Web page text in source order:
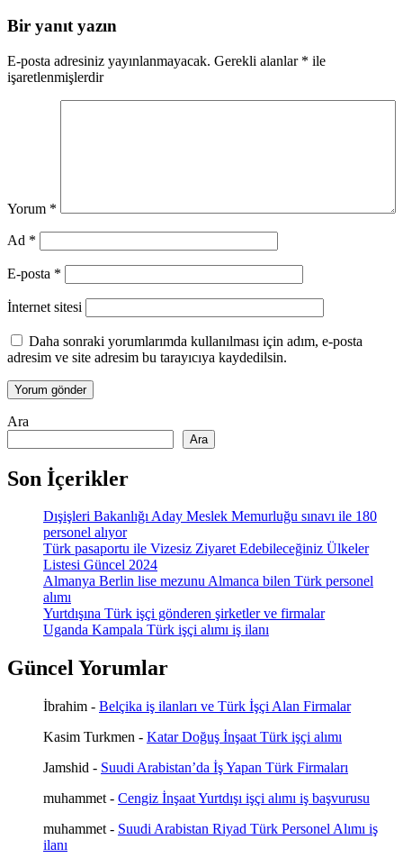
Bir yanıt yazın
E-posta adresiniz yayınlanmayacak. Gerekli alanlar * ile
işaretlenmişlerdir
Yorum *
Ad *
E-posta *
İnternet sitesi
Daha sonraki yorumlarımda kullanılması için adım, e-posta
adresim ve site adresim bu tarayıcıya kaydedilsin.
Ara
Ara
Son İçerikler
Dışişleri Bakanlığı Aday Meslek Memurluğu sınavı ile 180
personel alıyor
Türk pasaportu ile Vizesiz Ziyaret Edebileceğiniz Ülkeler
Listesi Güncel 2024
Almanya Berlin lise mezunu Almanca bilen Türk personel
alımı
Yurtdışına Türk işçi gönderen şirketler ve firmalar
Uganda Kampala Türk işçi alımı iş ilanı
Güncel Yorumlar
İbrahim - Belçika iş ilanları ve Türk İşçi Alan Firmalar
Kasim Turkmen - Katar Doğuş İnşaat Türk işçi alımı
Jamshid - Suudi Arabistan’da İş Yapan Türk Firmaları
muhammet - Cengiz İnşaat Yurtdışı işçi alımı iş başvurusu
muhammet - Suudi Arabistan Riyad Türk Personel Alımı iş
ilanı